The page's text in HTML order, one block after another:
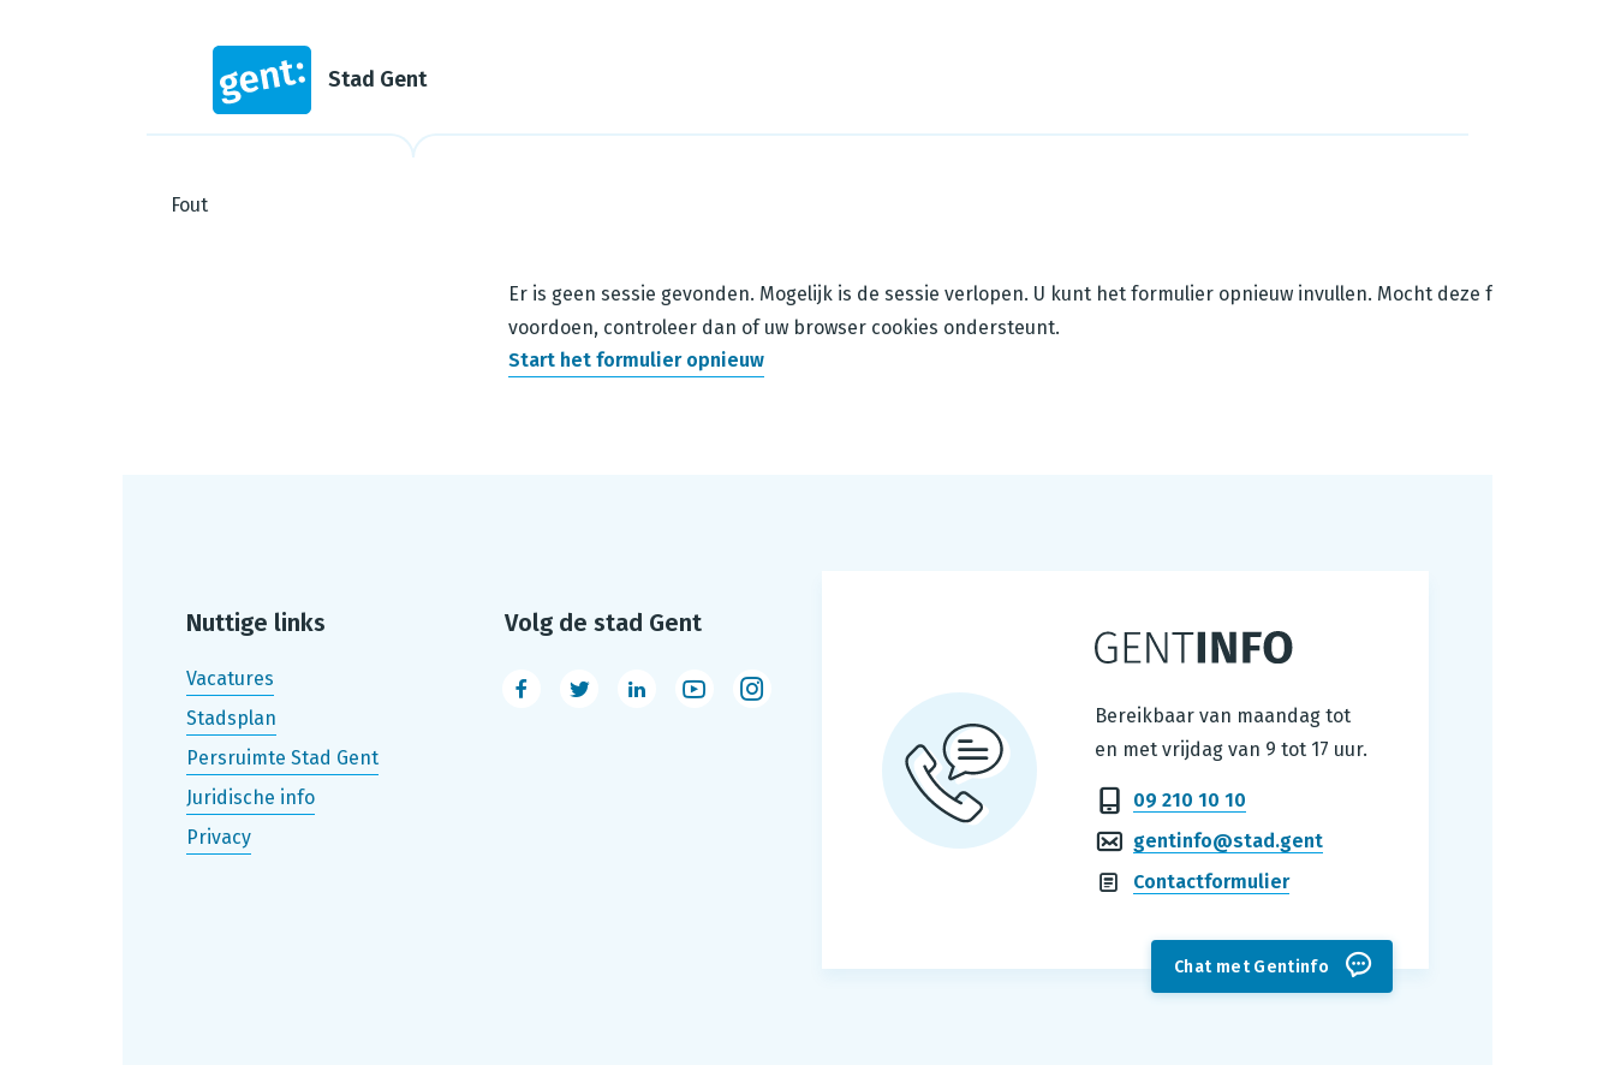
Stad Gent
Fout
Er is geen sessie gevonden. Mogelijk is de sessie verlopen. U kunt het formulier opnieuw invullen. Mocht deze foutmelding
voordoen, controleer dan of uw browser cookies ondersteunt.
Start het formulier opnieuw
Gentinfo
Bereikbaar van maandag tot
en met vrijdag van 9 tot 17 uur.
09 210 10 10
gentinfo@stad.gent
Contactformulier
Chat met Gentinfo
Nuttige links
Vacatures
Stadsplan
Persruimte Stad Gent
Juridische info
Privacy
Volg de stad Gent
Facebook LinkedInYoutubeInstagram